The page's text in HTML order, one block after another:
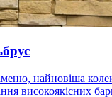
найновіша
високоякісних